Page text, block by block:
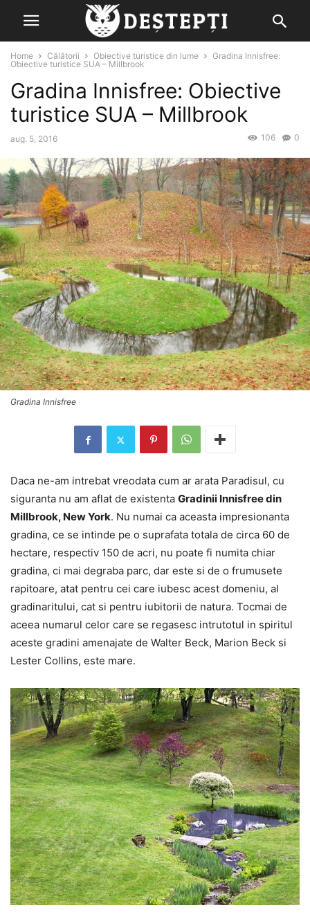
Home Călătorii Obiective turistice din lume
Gradina Innisfree:
Obiective turistice SUA – Millbrook
Gradina Innisfree: Obiective
turistice SUA – Millbrook
aug. 5, 2016 0
106
Gradina Innisfree
Daca ne-am intrebat vreodata cum ar arata Paradisul, cu
siguranta nu am aflat de existenta Gradinii Innisfree din
Millbrook, New York. Nu numai ca aceasta impresionanta
gradina, ce se intinde pe o suprafata totala de circa 60 de
hectare, respectiv 150 de acri, nu poate fi numita chiar
gradina, ci mai degraba parc, dar este si de o frumusete
rapitoare, atat pentru cei care iubesc acest domeniu, al
gradinaritului, cat si pentru iubitorii de natura. Tocmai de
aceea numarul celor care se regasesc intrutotul in spiritul
aceste gradini amenajate de Walter Beck, Marion Beck si
Lester Collins, este mare.